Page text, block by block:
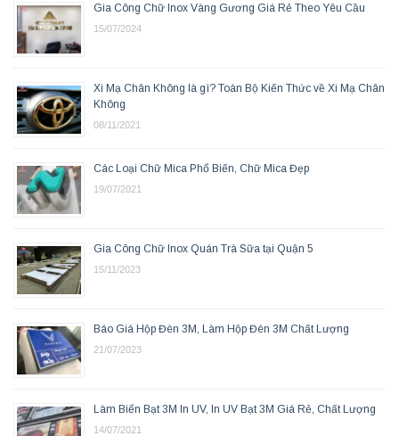
Gia Công Chữ Inox Vàng Gương Giá Rẻ Theo Yêu Cầu
15/07/2024
Xi Mạ Chân Không là gì? Toàn Bộ Kiến Thức về Xi Mạ Chân
Không
08/11/2021
Các Loại Chữ Mica Phổ Biến, Chữ Mica Đẹp
19/07/2021
Gia Công Chữ Inox Quán Trà Sữa tại Quận 5
15/11/2023
Báo Giá Hộp Đèn 3M, Làm Hộp Đèn 3M Chất Lượng
21/07/2023
Làm Biển Bạt 3M In UV, In UV Bạt 3M Giá Rẻ, Chất Lượng
14/07/2021